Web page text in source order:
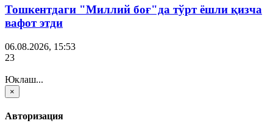
Тошкентдаги "Миллий боғ"да тўрт ёшли қизча
вафот этди
06.08.2026, 15:53
23
Юклаш...
×
Авторизация